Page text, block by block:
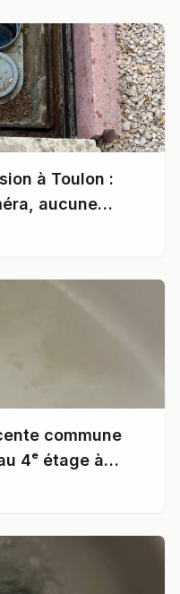
à Toulon :
aucune
commune
4ᵉ étage à